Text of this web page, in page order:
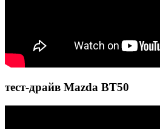
тест-драйв Mazda BT50